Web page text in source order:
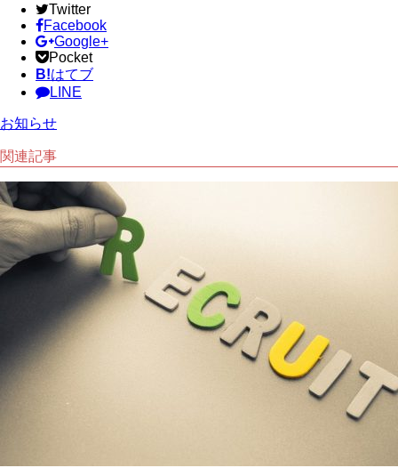
Twitter
Facebook
Google+
Pocket
B!はてブ
LINE
お知らせ
関連記事